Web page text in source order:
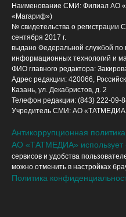
Наименование СМИ: Филиал АО
«Магариф»)
№ свидетельства о регистрации
сентября 2017 г.
выдано Федеральной службой по
информационных технологий и
ФИО главного редактора:
Адрес редакции: 420066,
Казань, ул. Декабристов, д. 2
Телефон редакции: (843) 222-09-
Учредитель СМИ: АО
Антикоррупционная политика
АО «ТАТМЕДИА» использует
сервисов и удобства
можно отменить в настройках
Политика